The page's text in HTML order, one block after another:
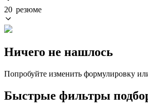
20 резюме
Ничего не нашлось
Попробуйте изменить формулировку
Быстрые фильтры